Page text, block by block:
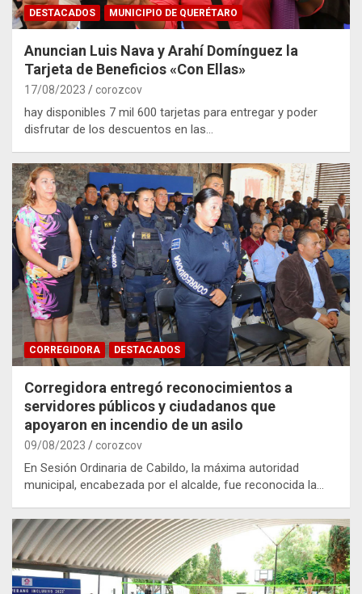
DESTACADOS MUNICIPIO DE QUERÉTARO
Anuncian Luis Nava y Arahí Domínguez la
Tarjeta de Beneficios «Con Ellas»
17/08/2023 corozcov
hay disponibles 7 mil 600 tarjetas para entregar y poder
disfrutar de los descuentos en las…
CORREGIDORA DESTACADOS
Corregidora entregó reconocimientos a
servidores públicos y ciudadanos que
apoyaron en incendio de un asilo
09/08/2023 corozcov
En Sesión Ordinaria de Cabildo, la máxima autoridad
municipal, encabezada por el alcalde, fue reconocida la…